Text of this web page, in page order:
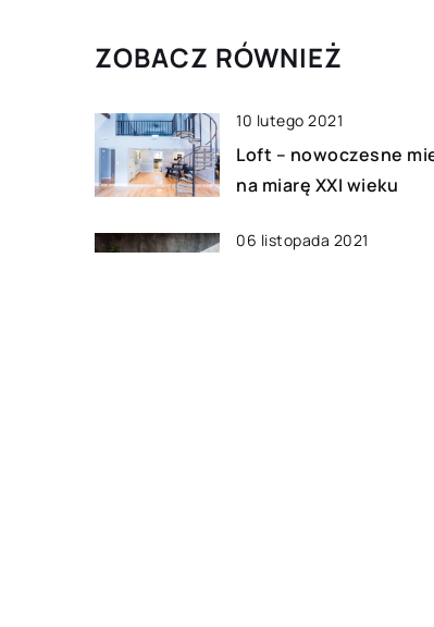
ZOBACZ RÓWNIEŻ
10 lutego 2021
Loft – nowoczesne
na miarę XXI wieku
06 listopada 2021